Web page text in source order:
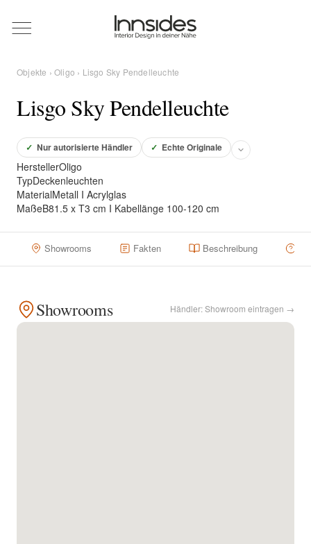
Magazin
Showrooms
Designer
Objekte
Über uns
Objekte ›Oligo › Lisgo Sky Pendelleuchte
Lisgo Sky Pendelleuchte
✓ Nur autorisierte Händler ✓ Echte Originale
HerstellerOligo
TypDeckenleuchten
MaterialMetall I Acrylglas
MaßeB81.5 x T3 cm I Kabellänge 100-120 cm
Showrooms Fakten Beschreibung
Showrooms Händler: Showroom eintragen →